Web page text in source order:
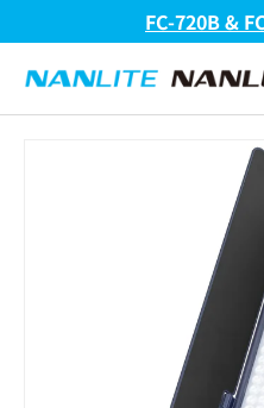
コンテンツへスキップ
NANLUX
検索